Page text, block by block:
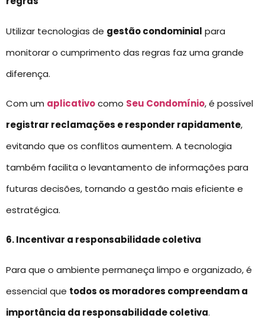
Utilizar tecnologias de gestão condominial para
monitorar o cumprimento das regras faz uma grande
diferença.
Com um aplicativocomo Seu Condomínio, é possível
registrar reclamações e responder rapidamente,
evitando que os conflitos aumentem. A tecnologia
também facilita o levantamento de informações para
futuras decisões, tornando a gestão mais eficiente e
estratégica.
6. Incentivar a responsabilidade coletiva
Para que o ambiente permaneça limpo e organizado, é
essencial que todos os moradores compreendam a
importância da responsabilidade coletiva.